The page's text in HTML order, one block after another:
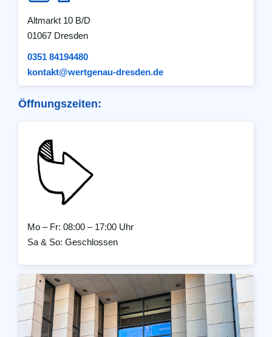
Altmarkt 10 B/D
01067 Dresden
0351 84194480
kontakt@wertgenau-dresden.de
Öffnungszeiten:
Mo – Fr: 08:00 – 17:00 Uhr
Sa & So: Geschlossen